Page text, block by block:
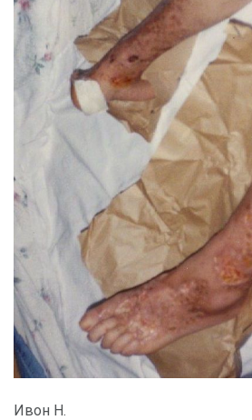
Ивон Н.